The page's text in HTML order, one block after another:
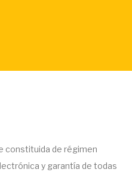
constituida de régimen
y garantía de todas